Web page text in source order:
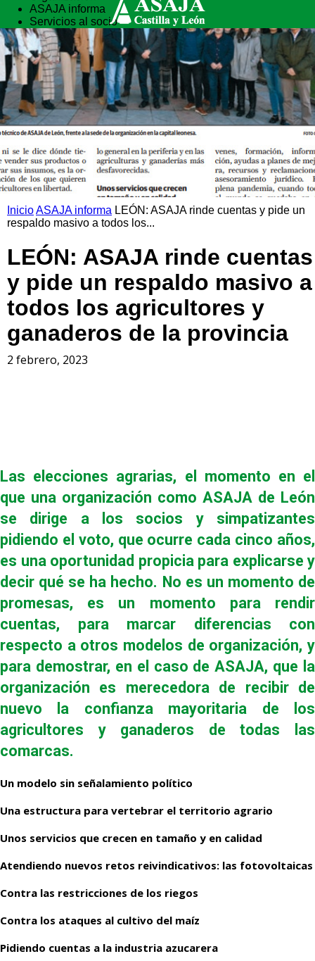
ASAJA informa
Servicios al socio
Vida rural
Formación
InicioASAJA informa LEÓN: ASAJA rinde cuentas y pide un
respaldo masivo a todos los...
LEÓN: ASAJA rinde cuentas
y pide un respaldo masivo a
todos los agricultores y
ganaderos de la provincia
2 febrero, 2023
Las elecciones agrarias, el momento en el
que una organización como ASAJA de León
se dirige a los socios y simpatizantes
pidiendo el voto, que ocurre cada cinco años,
es una oportunidad propicia para explicarse y
decir qué se ha hecho. No es un momento de
promesas, es un momento para rendir
cuentas, para marcar diferencias con
respecto a otros modelos de organización, y
para demostrar, en el caso de ASAJA, que la
organización es merecedora de recibir de
nuevo la confianza mayoritaria de los
agricultores y ganaderos de todas las
comarcas.
Un modelo sin señalamiento político
Una estructura para vertebrar el territorio agrario
Unos servicios que crecen en tamaño y en calidad
Atendiendo nuevos retos reivindicativos: las fotovoltaicas
Contra las restricciones de los riegos
Contra los ataques al cultivo del maíz
Pidiendo cuentas a la industria azucarera